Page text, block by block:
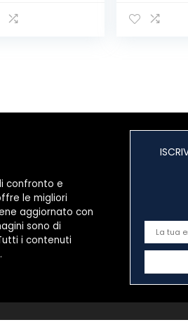
con Molla,
porta e
confronto e
le migliori
aggiornato con
sono di
i contenuti